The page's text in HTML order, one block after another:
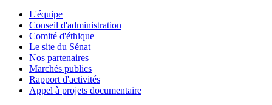
L'équipe
Conseil d'administration
Comité d'éthique
Le site du Sénat
Nos partenaires
Marchés publics
Rapport d'activités
Appel à projets documentaire